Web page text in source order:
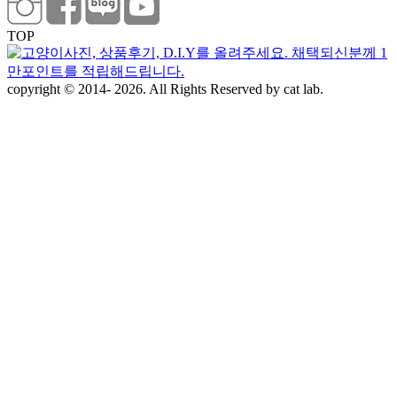
TOP
copyright © 2014- 2026. All Rights Reserved by cat lab.